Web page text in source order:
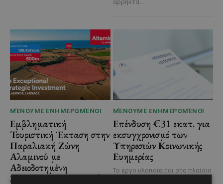
άρρηκτα...
ΜΈΝΟΥΜΕ ΕΝΗΜΕΡΩΜΈΝΟΙ
Εμβληματική
Τουριστική Έκταση στην
Παραλιακή Ζώνη
Αλαμινού με
Αδειοδοτημένη
Ξενοδοχειακή Ανάπτυξη
ΜΈΝΟΥΜΕ ΕΝΗΜΕΡΩΜΈΝΟΙ
Επένδυση €31 εκατ. για
εκσυγχρονισμό των
Υπηρεσιών Κοινωνικής
Ευημερίας
Το έργο υλοποιείται στο πλαίσιο